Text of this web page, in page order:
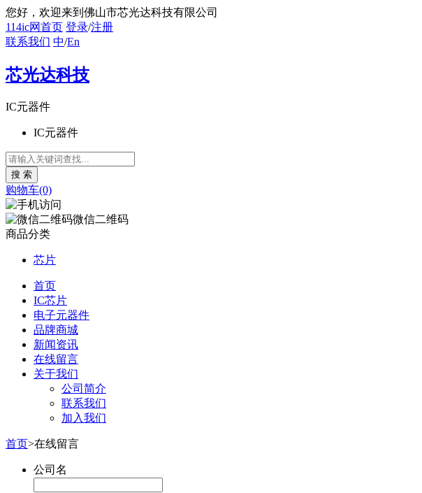
您好 ，欢迎来到佛山市芯光达科技有限公司
114ic网首页 登录/注册
联系我们 中/En
芯光达科技
IC元器件
IC元器件
购物车(0)
微信二维码
商品分类
芯片
首页
IC芯片
电子元器件
品牌商城
新闻资讯
在线留言
关于我们
公司简介
联系我们
加入我们
首页>在线留言
公司名